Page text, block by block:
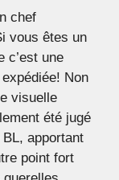
chef
vous êtes un
c’est une
Non
visuelle
été jugé
apportant
point fort